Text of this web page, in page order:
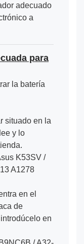
adecuado
a
para
la batería
situado en la
y lo
K53SV /
A1278
en el
de
en